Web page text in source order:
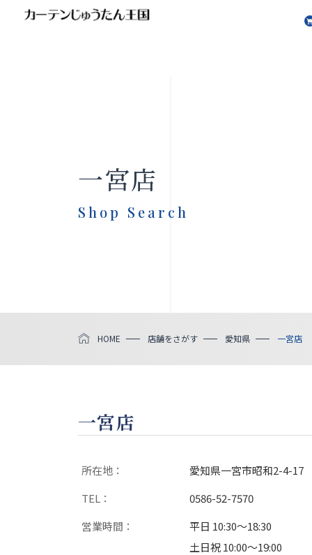
一宮店
Shop Search
HOME 店舗をさがす 愛知県 一宮店
一宮店
所在地：
愛知県一宮市昭和2-4-17
TEL：
0586-52-7570
営業時間：
平日 10:30〜18:30
土日祝 10:00〜19:00